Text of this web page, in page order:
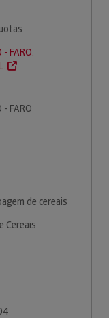
FARO.
FARO
de cereais
Cereais